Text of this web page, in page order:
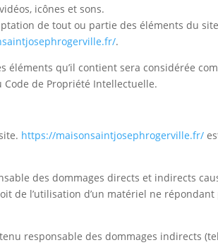
icônes et sons.
de tout ou partie des éléments du
.
qu’il contient sera considérée
de Propriété Intellectuelle.
https://maisonsaintjosephrogerville.fr/
des dommages directs et indirects
de l’utilisation d’un matériel ne
responsable des dommages indirects